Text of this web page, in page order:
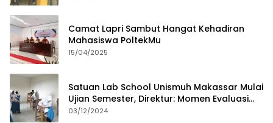
Camat Lapri Sambut Hangat Kehadiran
Mahasiswa PoltekMu
15/04/2025
Satuan Lab School Unismuh Makassar Mulai
Ujian Semester, Direktur: Momen Evaluasi
Proses Pembelajaran
03/12/2024